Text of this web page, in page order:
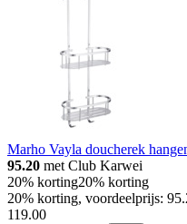
Marho Vayla doucherek
95.20 met Club Karwei
20% korting20% korting
20% korting, voordeelprijs:
119.00